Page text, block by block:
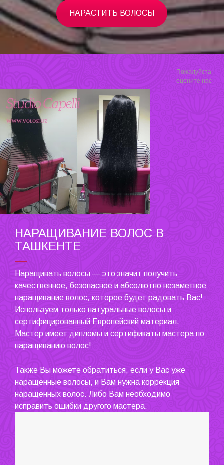
НАРАСТИТЬ ВОЛОСЫ
Пожалуйста
оцените нас
НАРАЩИВАНИЕ ВОЛОС В
ТАШКЕНТЕ
Наращивать волосы — это значит получить
качественное, безопасное и абсолютно незаметное
наращивание волос, которое будет радовать Вас!
Используем только натуральные волосы и
сертифицированный Европейский материал.
Мастер имеет дипломы и сертификаты мастера по
наращиванию волос!
Также Вы можете обратиться, если у Вас уже
наращенные волосы, и Вам нужна коррекция
наращенных волос. Либо Вам необходимо
исправить ошибки другого мастера.